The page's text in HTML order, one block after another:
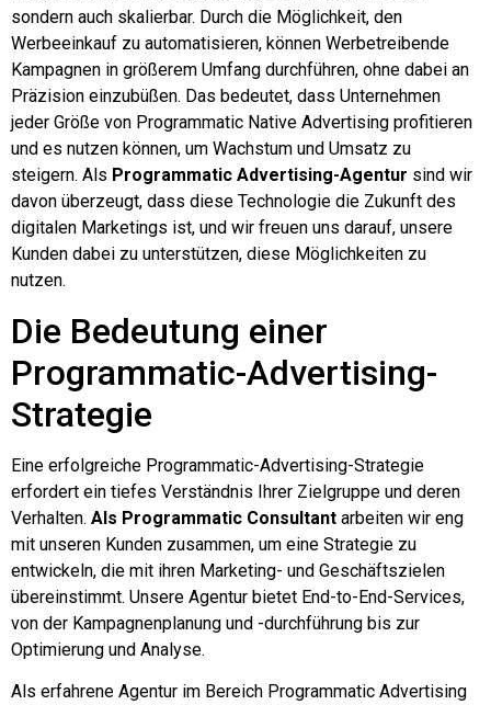
sondern auch skalierbar. Durch die Möglichkeit, den
Werbeeinkauf zu automatisieren, können Werbetreibende
Kampagnen in größerem Umfang durchführen, ohne dabei an
Präzision einzubüßen. Das bedeutet, dass Unternehmen
jeder Größe von Programmatic Native Advertising profitieren
und es nutzen können, um Wachstum und Umsatz zu
steigern. Als Programmatic Advertising-Agentur sind wir
davon überzeugt, dass diese Technologie die Zukunft des
digitalen Marketings ist, und wir freuen uns darauf, unsere
Kunden dabei zu unterstützen, diese Möglichkeiten zu
nutzen.
Die Bedeutung einer
Programmatic-Advertising-
Strategie
Eine erfolgreiche Programmatic-Advertising-Strategie
erfordert ein tiefes Verständnis Ihrer Zielgruppe und deren
Verhalten. Als Programmatic Consultant arbeiten wir eng
mit unseren Kunden zusammen, um eine Strategie zu
entwickeln, die mit ihren Marketing- und Geschäftszielen
übereinstimmt. Unsere Agentur bietet End-to-End-Services,
von der Kampagnenplanung und -durchführung bis zur
Optimierung und Analyse.
Als erfahrene Agentur im Bereich Programmatic Advertising